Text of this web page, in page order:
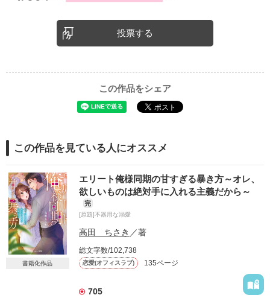
投票する
この作品をシェア
この作品を見ている人にオススメ
書籍化作品
エリート俺様同期の甘すぎる暴き方～オレ、
欲しいものは絶対手に入れる主義だから～
完
[原題]不器用な溺愛
高田 ちさき ／著
総文字数/102,738
恋愛(オフィスラブ) 135ページ
705